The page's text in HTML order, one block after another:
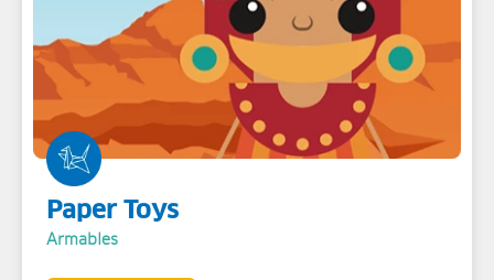
Paper Toys
Armables